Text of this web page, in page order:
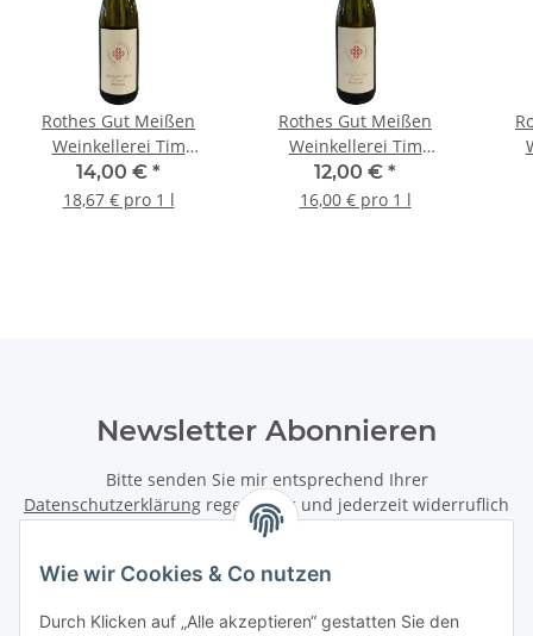
Wie wir Cookies & Co nutzen
Durch Klicken auf „Alle akzeptieren“ gestatten Sie den
Rothes Gut Meißen
Weinkellerei Tim
Strasser Hibernal 2023
Q.b.A. halbtrocken 0,75L
14,00 € *
18,67 € pro 1 l
Rothes Gut Meißen
Weinkellerei Tim
Strasser Muscaris 2025
Q.b.A. lieblich 0,75L
12,00 € *
16,00 € pro 1 l
Newsletter Abonnieren
Bitte senden Sie mir entsprechend Ihrer
Datenschutzerklärung regelmäßig und jederzeit widerruflich
Informationen zu Ihrem Produktsortiment per E-Mail zu.
Newsletter Abonnieren